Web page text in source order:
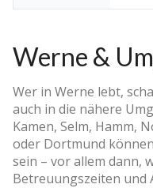
Werne &
Wer in Werne lebt,
auch in die nähere
Kamen, Selm, Hamm,
oder Dortmund
sein – vor allem dann,
Betreuungszeiten und